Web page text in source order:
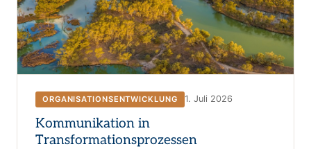
ORGANISATIONSENTWICKLUNG 1. Juli 2026
Kommunikation in
Transformationsprozessen